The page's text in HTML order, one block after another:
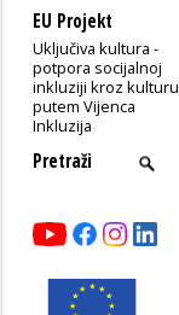
EU Projekt
Uključiva kultura -
potpora socijalnoj
inkluziji kroz kulturu
putem Vijenca
Inkluzija